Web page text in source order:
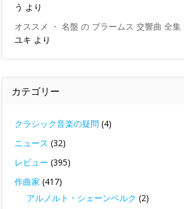
う より
オススメ ・ 名盤 の ブラームス 交響曲 全集
ユキ より
カテゴリー
クラシック音楽の疑問 (4)
ニュース (32)
レビュー (395)
作曲家 (417)
アルノルト・シェーンベルク (2)